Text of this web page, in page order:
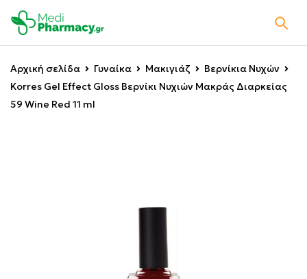
Αρχική σελίδα Γυναίκα Μακιγιάζ
Βερνίκια Νυχών
Korres Gel Effect Gloss Βερνίκι Νυχιών Μακράς Διαρκείας
59 Wine Red 11 ml